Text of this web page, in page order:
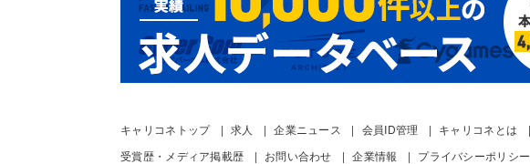
キャリコネトップ 求人 企業ニュース 会員ID管理 キャリコネとは
受賞歴・メディア掲載歴
お問い合わせ 企業情報 プライバシーポリシー